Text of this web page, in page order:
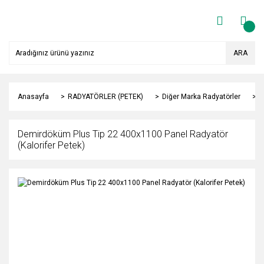
ARA
Anasayfa RADYATÖRLER (PETEK) Diğer Marka Radyatörler
Demirdöküm Plus Tip 22 400x1100 Panel Radyatör
(Kalorifer Petek)